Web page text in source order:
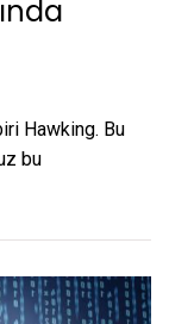
Hawking. Bu
bu